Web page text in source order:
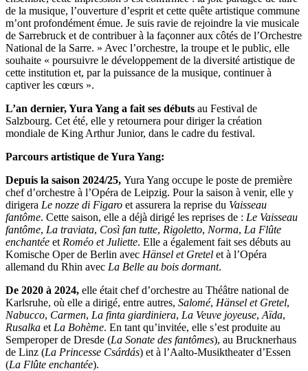
de la musique, l’ouverture d’esprit et cette quête artistique commune
m’ont profondément émue. Je suis ravie de rejoindre la vie musicale
de Sarrebruck et de contribuer à la façonner aux côtés de l’Orchestre
National de la Sarre. » Avec l’orchestre, la troupe et le public, elle
souhaite « poursuivre le développement de la diversité artistique de
cette institution et, par la puissance de la musique, continuer à
captiver les cœurs ».
L’an dernier, Yura Yang a fait ses débuts au Festival de
Salzbourg. Cet été, elle y retournera pour diriger la création
mondiale de King Arthur Junior, dans le cadre du festival.
Parcours artistique de Yura Yang:
Depuis la saison 2024/25, Yura Yang occupe le poste de première
chef d’orchestre à l’Opéra de Leipzig. Pour la saison à venir, elle y
dirigera Le nozze di Figaro et assurera la reprise du Vaisseau
fantôme. Cette saison, elle a déjà dirigé les reprises de : Le Vaisseau
fantôme, La traviata, Così fan tutte, Rigoletto, Norma, La Flûte
enchantée et Roméo et Juliette. Elle a également fait ses débuts au
Komische Oper de Berlin avec Hänsel et Gretel et à l’Opéra
allemand du Rhin avec La Belle au bois dormant.
De 2020 à 2024, elle était chef d’orchestre au Théâtre national de
Karlsruhe, où elle a dirigé, entre autres, Salomé, Hänsel et Gretel,
Nabucco, Carmen, La finta giardiniera, La Veuve joyeuse, Aïda,
Rusalka et La Bohème. En tant qu’invitée, elle s’est produite au
Semperoper de Dresde (La Sonate des fantômes), au Brucknerhaus
de Linz (La Princesse Csárdás) et à l’Aalto-Musiktheater d’Essen
(La Flûte enchantée).